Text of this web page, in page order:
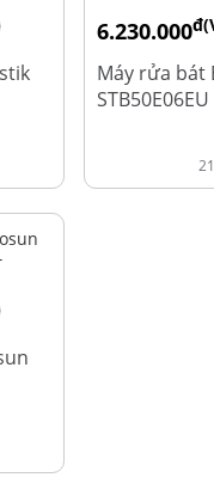
6.230.000
7.790.000
Máy rửa bát
STB50E06EU
21